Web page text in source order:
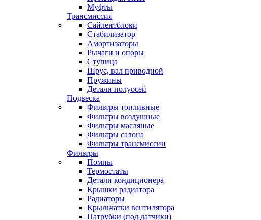
Муфты
Трансмиссия
Сайлентблоки
Стабилизатор
Амортизаторы
Рычаги и опоры
Ступица
Шрус, вал приводной
Пружины
Детали полуосей
Подвеска
Фильтры топливные
Фильтры воздушные
Фильтры масляные
Фильтры салона
Фильтры трансмиссии
Фильтры
Помпы
Термостаты
Детали кондиционера
Крышки радиатора
Радиаторы
Крыльчатки вентилятора
Патрубки (под датчики)